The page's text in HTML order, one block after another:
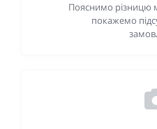
Пояснимо різницю
покажемо